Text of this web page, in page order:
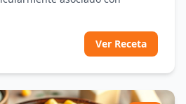
Ver Receta